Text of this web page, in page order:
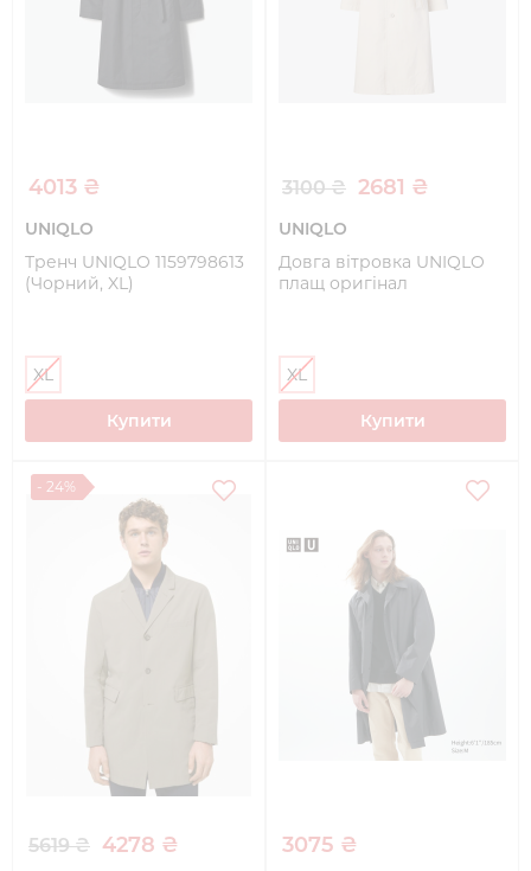
4013 ₴
UNIQLO
Тренч UNIQLO 1159798613
(Чорний, XL)
XL
Купити
3100 ₴ 2681 ₴
UNIQLO
Довга вітровка UNIQLO
плащ оригінал
XL
Купити
- 24%
5619 ₴ 4278 ₴ 3075 ₴